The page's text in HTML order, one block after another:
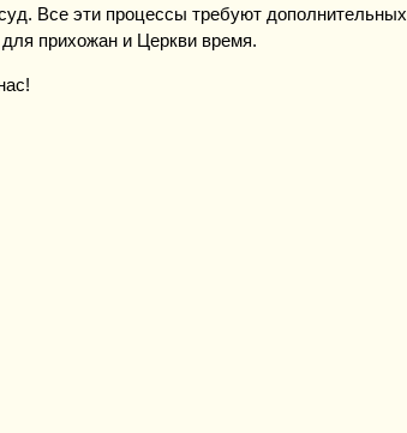
Все эти процессы требуют дополнительных
прихожан и Церкви время.